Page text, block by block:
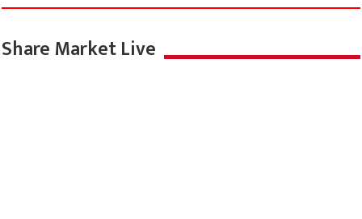
Share Market Live